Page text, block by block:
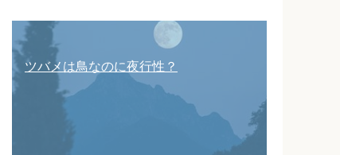
ツバメは鳥なのに夜行性？